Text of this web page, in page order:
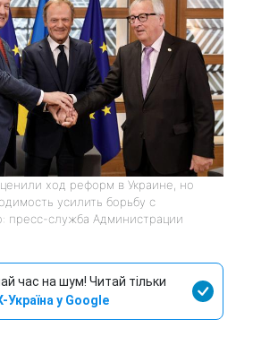
ход реформ в Украине, но
усилить борьбу с
пресс-служба Администрации
час на шум! Читай тільки
Україна у Google